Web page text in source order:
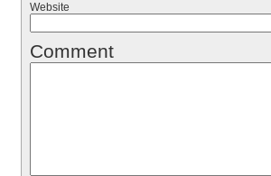
Website
Comment